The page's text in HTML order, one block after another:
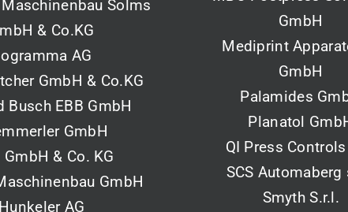
Solms
& Co.KG
AG
GmbH & Co.KG
Busch EBB GmbH
GmbH
GmbH & Co. KG
GmbH
Hunkeler AG
GmbH
Mediprint
GmbH
Palamides
Planatol
QI Press Controls
SCS Automaberg
Smyth S.r.l.